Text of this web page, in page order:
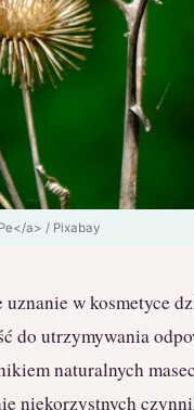
a> / Pixabay
w kosmetyce
do utrzymywania
naturalnych
niekorzystnych